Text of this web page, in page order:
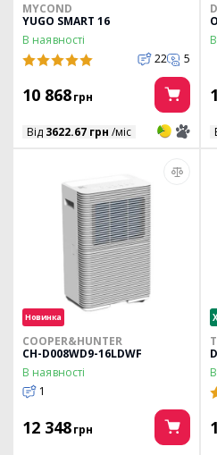
MYCOND
YUGO SMART 16
В наявності
22
5
10 868грн
Від 3622.67 грн /міс 3 3
Новинка
COOPER&HUNTER
CH-D008WD9-16LDWF
В наявності
1
12 348грн